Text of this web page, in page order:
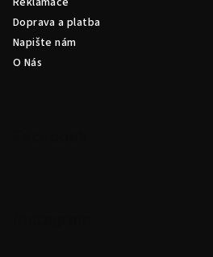
Doprava a platba
Napište nám
O Nás